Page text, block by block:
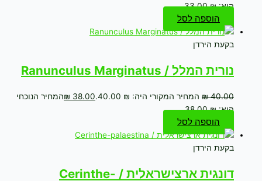
הוא: ₪ 33.00.
הוספה לסל
בקעת הירדן
נורית המלל / Ranunculus Marginatus
₪40.00 המחיר המקורי היה: ₪ 40.00. ₪ 38.00
המחיר הנוכחי
הוא: ₪ 38.00.
הוספה לסל
בקעת הירדן
דונגית ארצישראלית / Cerinthe-